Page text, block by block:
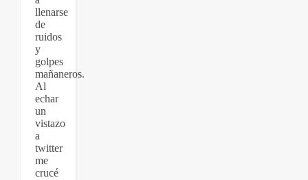
llenarse
de
ruidos
y
golpes
mañaneros.
Al
echar
un
vistazo
a
twitter
me
crucé